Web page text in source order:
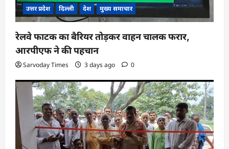
उत्तर प्रदेश दिल्ली देश मुख्य समाचार
रेलवे फाटक का बैरियर तोड़कर वाहन चालक फरार,
आरपीएफ ने की पहचान
Sarvoday Times 3 days ago 0